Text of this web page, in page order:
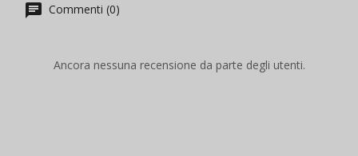
Commenti (0)
Ancora nessuna recensione da parte degli utenti.